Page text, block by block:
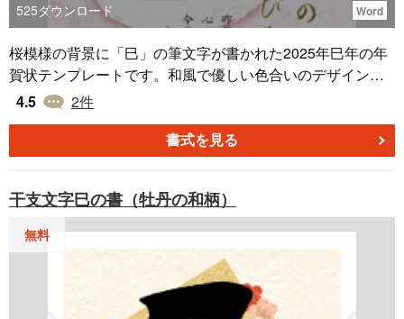
525ダウンロード Word
桜模様の背景に「巳」の筆文字が書かれた2025年巳年の年
賀状テンプレートです。和風で優しい色合いのデザイン
で、ビジネス・フォーマルでお使い頂けます。 こちらのテ
office Word（ワード）形式になっていますので、住所や名
前や文章を変更してそのまま印刷できます。 縦向きデザイ
4.5 2件
書式を見る
干支文字巳の書（牡丹の和柄）
無料